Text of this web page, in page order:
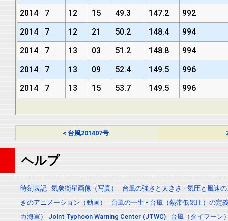
2014
7 12 15 49.3 147.2
992
2014
7 12 21 50.2 148.4
994
2014
7 13 03 51.2 148.8
994
2014
7 13 09 52.4 149.5
996
2014
7 13 15 53.7 149.5 996
< 台風201407号
ヘルプ
時刻表記 気象衛星画像（写真）
台風の強さと大きさ - 気圧と風速
きのアニメーション（動画）
台風の一生 - 台風（熱帯低気圧）の定
カ海軍） Joint Typhoon Warning Center (JTWC)
台風（タイフーン